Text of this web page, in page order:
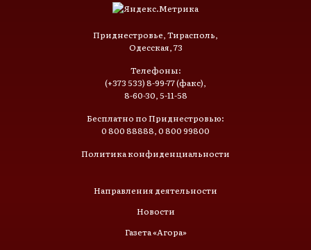
Приднестровье, Тирасполь,
Одесская, 73
Телефоны:
(+373 533) 8-99-77 (факс),
8-60-30, 5-11-58
Бесплатно по Приднестровью:
0 800 88888, 0 800 99800
Политика конфиденциальности
Направления деятельности
Новости
Газета «Агора»